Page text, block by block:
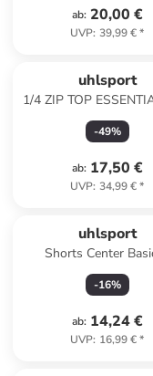
ab: 20,00 €
UVP: 39,99 €*
uhlsport
1/4 ZIP TOP
in schwarz/weiß
-49%
ab: 17,50 €
UVP: 34,99 €*
uhlsport
Shorts Center
schwarz
-16%
ab: 14,24 €
UVP: 16,99 €*